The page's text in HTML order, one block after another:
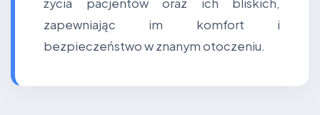
życia pacjentów oraz ich bliskich,
zapewniając im komfort i
bezpieczeństwo w znanym otoczeniu.